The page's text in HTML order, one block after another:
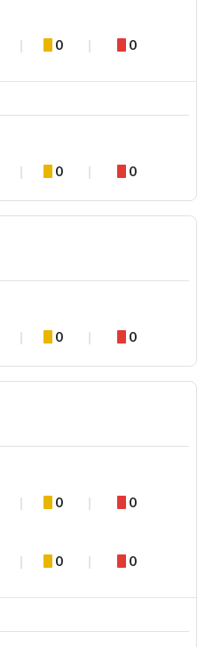
0 0
0 0
0 0
0 0
0 0